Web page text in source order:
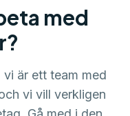
med
vi är ett team med
vi vill verkligen